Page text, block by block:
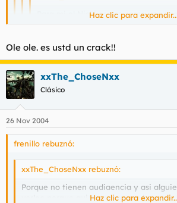
Para mi el Nicki ese es como una
de vickingo
Haz clic para
El mineralismo vallegaaaaarHaz clic para expandir...
jaja no sabras donde bajar el video
diciendo la famosa frase no??.. es la
en el chow de flo me estuve riendo como
https://www.manicomic.com/ficheros/
Haz clic para
Ole ole. es ustd un crack!!
xxThe_ChoseNxx
Clásico
26 Nov 2004
frenillo rebuznó:
xxThe_ChoseNxx rebuznó:
Porque no tienen audiaencia y asi
verloo porque quiere conocer a la nueva
Haz clic para